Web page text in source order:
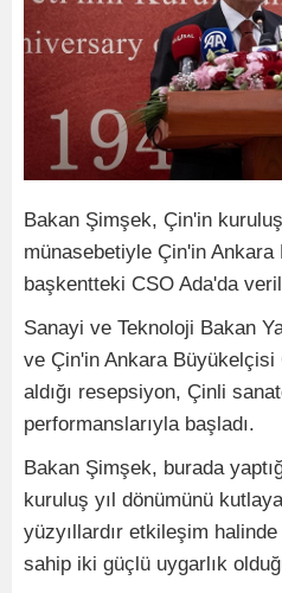
Bakan Şimşek, Çin'in
münasebetiyle Çin'in
başkentteki CSO Ada'da
Sanayi ve Teknoloji Bakan
ve Çin'in Ankara Büyükelçisi
aldığı resepsiyon, Çinli
performanslarıyla başladı.
Bakan Şimşek, burada
kuruluş yıl dönümünü
yüzyıllardır etkileşim
sahip iki güçlü uygarlık